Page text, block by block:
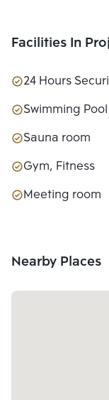
Facilities In
24 Hours
Swimming Pool
Sauna room
Gym, Fitness
Meeting room
Nearby Places